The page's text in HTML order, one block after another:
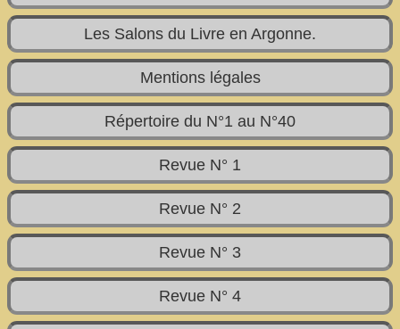
Les Salons du Livre en Argonne.
Mentions légales
Répertoire du N°1 au N°40
Revue N° 1
Revue N° 2
Revue N° 3
Revue N° 4